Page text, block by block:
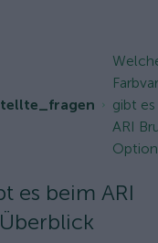
gibt
ARI
es beim ARI